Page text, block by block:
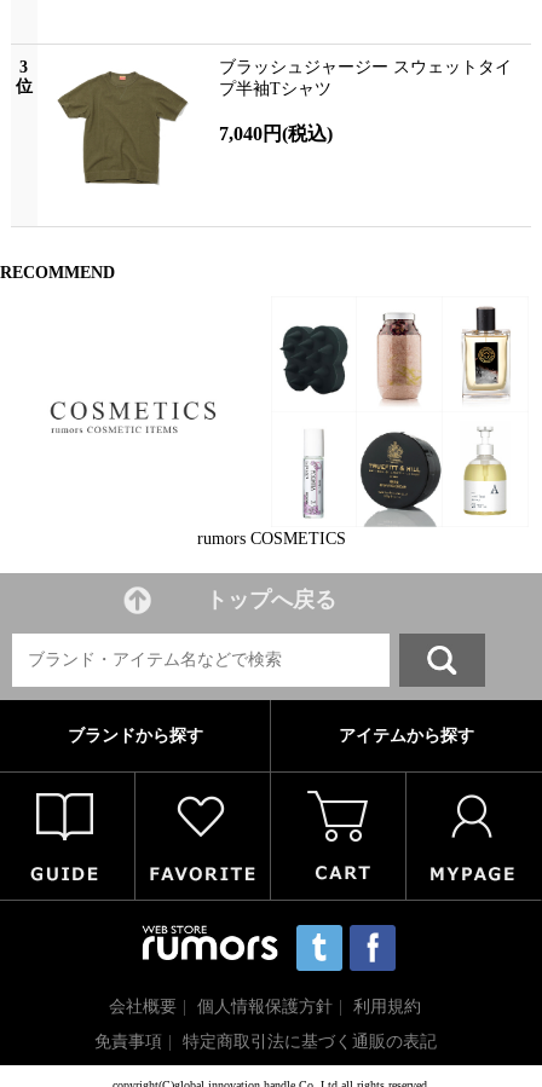
3
位
ブラッシュジャージー スウェットタイ
プ半袖Tシャツ
7,040円(税込)
RECOMMEND
rumors COSMETICS
トップへ戻る
ブランドから探す アイテムから探す
会社概要 個人情報保護方針
利用規約
免責事項
特定商取引法に基づく通販の表記